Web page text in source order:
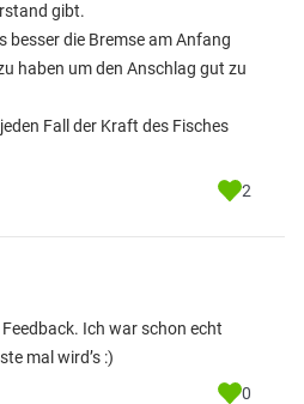
gibt.
besser die Bremse am Anfang
haben um den Anschlag gut zu
Fall der Kraft des Fisches
2
Ich war schon echt
mal wird’s :)
0